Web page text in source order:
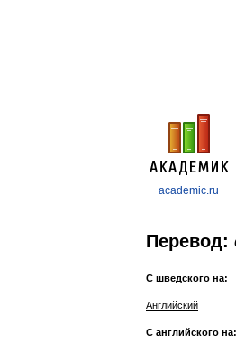
academic.ru
Перевод:
С шведского на:
Английский
С английского на: